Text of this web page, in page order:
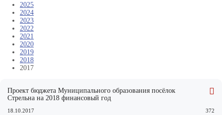
2026 © Внутригородское муниципальное образование города
федерального значения Санкт-Петербурга поселок Стрельна
2025
2024
2023
2022
2021
2020
2019
2018
2017
Проект бюджета Муниципального образования посёлок
Стрельна на 2018 финансовый год
18.10.2017 372